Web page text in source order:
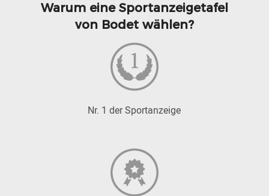
Warum eine Sportanzeigetafel
von Bodet wählen?
Nr. 1 der Sportanzeige